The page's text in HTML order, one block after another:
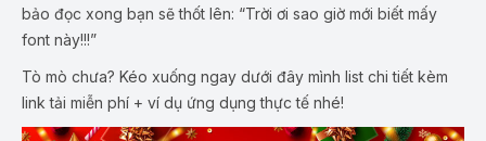
bảo đọc xong bạn sẽ thốt lên: “Trời ơi sao giờ mới biết mấy
font này!!!”
Tò mò chưa? Kéo xuống ngay dưới đây mình list chi tiết kèm
link tải miễn phí + ví dụ ứng dụng thực tế nhé!